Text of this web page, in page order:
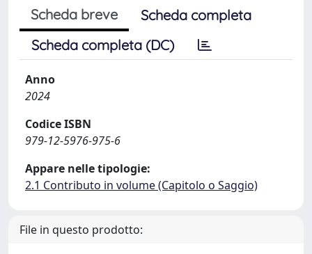
Scheda breve
Scheda completa
Scheda completa (DC)
Anno
2024
Codice ISBN
979-12-5976-975-6
Appare nelle tipologie:
2.1 Contributo in volume (Capitolo o Saggio)
File in questo prodotto: